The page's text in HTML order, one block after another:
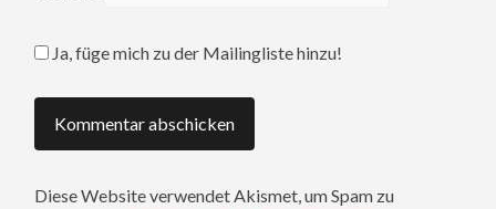
Ja, füge mich zu der Mailingliste hinzu!
Diese Website verwendet Akismet, um Spam zu